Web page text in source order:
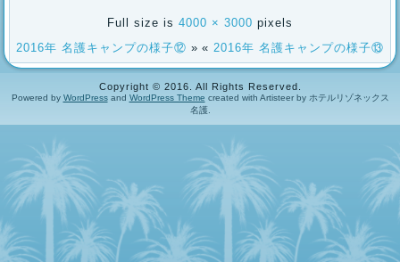
Full size is 4000 × 3000 pixels
2016年 名護キャンプの様子⑫ » « 2016年 名護キャンプの様子⑬
Copyright © 2016. All Rights Reserved.
Powered by WordPressand WordPress Theme created with Artisteer by ホテルリゾネックス
名護.